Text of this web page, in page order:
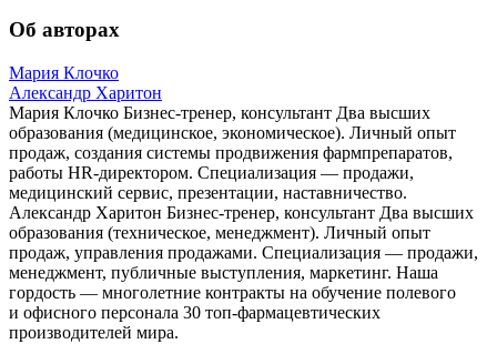
Об авторах
Мария Клочко
Александр Харитон
Мария Клочко Бизнес-тренер, консультант Два высших
образования (медицинское, экономическое). Личный опыт
продаж, создания системы продвижения фармпрепаратов,
работы HR-директором. Специализация — продажи,
медицинский сервис, презентации, наставничество.
Александр Харитон Бизнес-тренер, консультант Два высших
образования (техническое, менеджмент). Личный опыт
продаж, управления продажами. Специализация — продажи,
менеджмент, публичные выступления, маркетинг. Наша
гордость — многолетние контракты на обучение полевого
и офисного персонала 30 топ-фармацевтических
производителей мира.